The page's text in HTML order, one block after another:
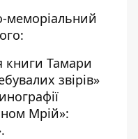
меморіальний
книги Тамари
звірів»
Мрій»: